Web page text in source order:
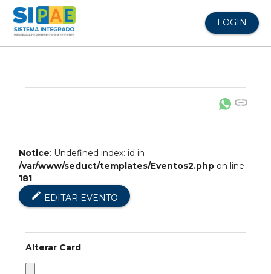
LOGIN
link
Notice: Undefined index: id in
/var/www/seduct/templates/Eventos2.php on line
181
edit EDITAR EVENTO
Alterar Card